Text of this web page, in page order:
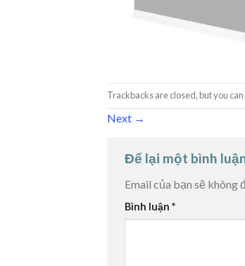
Trackbacks are closed, but you can
Next →
Để lại một bình
Email của bạn sẽ không
Bình luận *